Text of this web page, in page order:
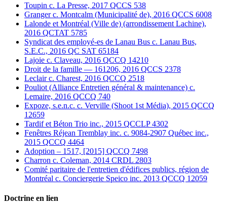
Toupin c. La Presse, 2017 QCCS 538
Granger c. Montcalm (Municipalité de), 2016 QCCS 6008
Lalonde et Montréal (Ville de) (arrondissement Lachine),
2016 QCTAT 5785
Syndicat des employé-es de Lanau Bus c. Lanau Bus,
S.E.C., 2016 QC SAT 65184
Lajoie c. Claveau, 2016 QCCQ 14210
Droit de la famille — 161206, 2016 QCCS 2378
Leclair c. Charest, 2016 QCCQ 2518
Pouliot (Alliance Entretien général & maintenance) c.
Lemaire, 2016 QCCQ 740
Expoze, s.e.n.c. c. Verville (Shoot 1st Média), 2015 QCCQ
12659
Tardif et Béton Trio inc., 2015 QCCLP 4302
Fenêtres Réjean Tremblay inc. c. 9084-2907 Québec inc.,
2015 QCCQ 4464
Adoption – 1517, [2015] QCCQ 7498
Charron c. Coleman, 2014 CRDL 2803
Comité paritaire de l'entretien d'édifices publics, région de
Montréal c. Conciergerie Speico inc. 2013 QCCQ 12059
Doctrine en lien